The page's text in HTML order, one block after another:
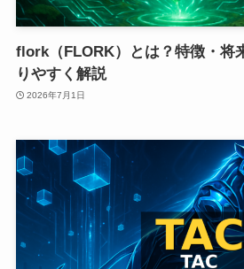
flork（FLORK）とは？特徴・将
りやすく解説
2026年7月1日